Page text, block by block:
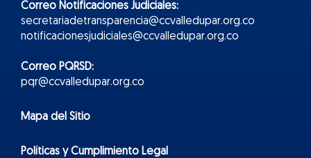
Correo Notificaciones Judiciales:
secretariadetransparencia@ccvalledupar.org.co
notificacionesjudiciales@ccvalledupar.org.co
Correo PQRSD:
pqr@ccvalledupar.org.co
Mapa del Sitio
Políticas y Cumplimiento Legal